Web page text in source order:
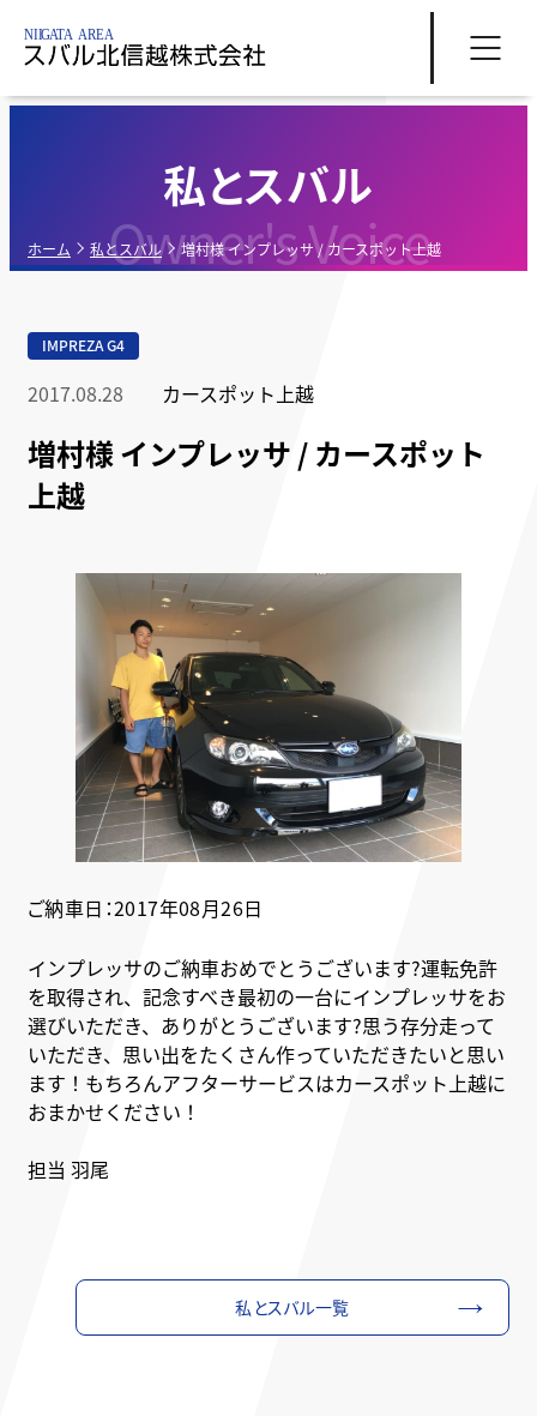
Owner's Voice
私とスバル
ホーム 私とスバル 増村様 インプレッサ / カースポット上越
IMPREZA G4
2017.08.28 カースポット上越
増村様 インプレッサ / カースポット
上越
ご納車日：2017年08月26日
インプレッサのご納車おめでとうございます?運転免許
を取得され、記念すべき最初の一台にインプレッサをお
選びいただき、ありがとうございます?思う存分走って
いただき、思い出をたくさん作っていただきたいと思い
ます！もちろんアフターサービスはカースポット上越に
おまかせください！
担当 羽尾
私とスバル一覧